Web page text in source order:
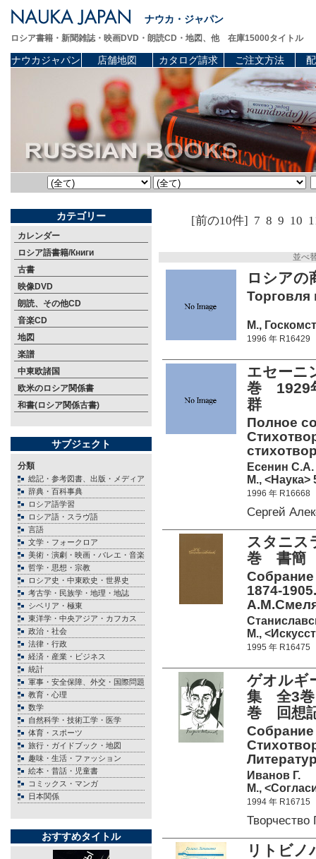
ナウカ・ジャパン
ロシア書籍・新聞雑誌・映画DVD・朗読CD・地図、他 在庫15000タイトル
ナウカジャパン 店舗地図 カタログ請求 ご注文方法
カテゴリー
カレンダー
ロシア語書籍/Книги
古書
映像DVD
朗読、その他CD
音楽CD
地図
楽譜
中東欧諸国
欧米のロシア関係書
和書(ロシア関係古書)
サブジェクト
分類
総記・参考図書、出版・メディア
辞典・百科事典
ロシア語学習
ロシア語・スラヴ語
言語
文学・フォークロア
美術・演劇・映画・バレエ・音楽
哲学・思想・宗教
ロシア史・中東欧史・世界史
考古学・民族学・地理・地誌
シベリア・極東
東洋学・中央アジア・カフカス
政治・社会
法律・行政
経済・産業・ビジネス
統計
軍事・安全保障、外交・国際問題
教育・心理
数学
自然科学・技術工学・医学
体育・スポーツ
旅行・ガイドブック・地図
趣味・生活・ファッション
絵本・昔話・児童書
コミックス・マンガ
日本関係
おすすめタイトル
[前の10件] 7 8 9 10
並べ
ロシア
Торговля
М.,
1996 年 R16429
エセー
巻 1929
群
Полное
Есенин С.А.
М., <Наука>
1996 年 R16668
Сергей
スタニ
巻 書簡
Собрание
1874-
М.,
1995 年 R16475
ゲオルギ
集 全3
巻 回想
Собрание
Иванов Г.
М.,
1994 年 R16715
Творчество
リトビ